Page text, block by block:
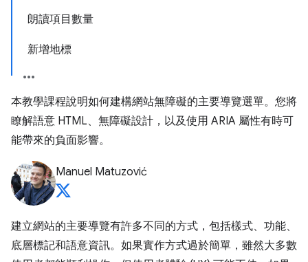
朗讀項目數量
新增地標
本教學課程說明如何建構網站無障礙的主要導覽選單。您將
瞭解語意 HTML、無障礙設計，以及使用 ARIA 屬性有時可
能帶來的負面影響。
Manuel Matuzović
建立網站的主要導覽有許多不同的方式，包括樣式、功能、
底層標記和語意資訊。如果實作方式過於簡單，雖然大多數